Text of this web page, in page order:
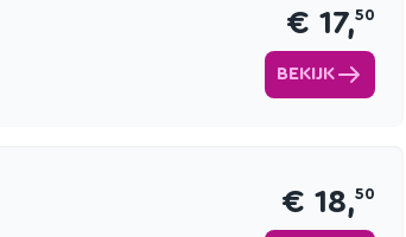
€ 17,50
BEKIJK
€ 18,50